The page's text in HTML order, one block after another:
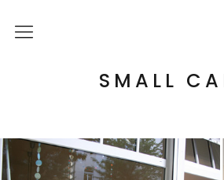
SMALL
Über
Letterpress